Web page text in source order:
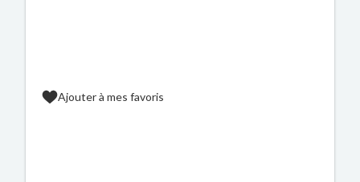
Ajouter à mes favoris